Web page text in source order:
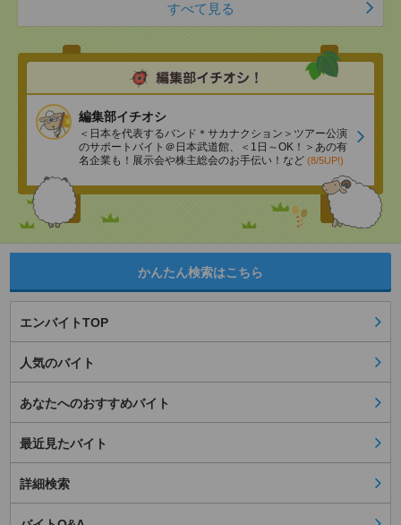
すべて見る
編集部イチオシ
＜日本を代表するバンド＊サカナクション＞ツアー公演
のサポートバイト＠日本武道館、＜1日～OK！＞あの有
名企業も！展示会や株主総会のお手伝い！など (8/5UP!)
かんたん検索はこちら
エンバイトTOP
人気のバイト
あなたへのおすすめバイト
最近見たバイト
詳細検索